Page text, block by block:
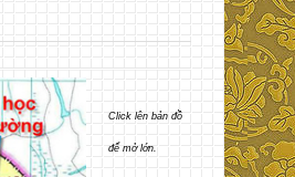
Click lên bản đồ
để mở lớn.